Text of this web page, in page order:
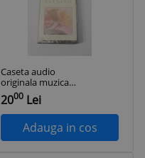
Caseta audio
originala muzica
"Some Enchanted
Evening" - sigilata
2000 Lei
Adauga in cos